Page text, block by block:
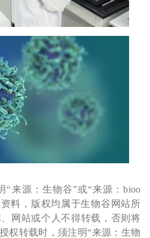
“来源：生物谷”或“来源：bioo
料，版权均属于生物谷网站所
网站或个人不得转载，否则将
权转载时，须注明“来源：生物